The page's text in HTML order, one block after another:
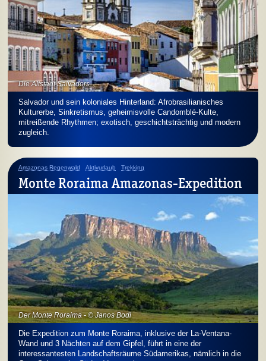
Die Altstadt Salvadors
Salvador und sein koloniales Hinterland: Afrobrasilianisches
Kulturerbe, Sinkretismus, geheimisvolle Candomblé-Kulte,
mitreißende Rhythmen; exotisch, geschichtsträchtig und modern
zugleich.
Amazonas Regenwald Aktivurlaub Trekking
Monte Roraima Amazonas-Expedition
Der Monte Roraima - © Janos Bodi
Die Expedition zum Monte Roraima, inklusive der La-Ventana-
Wand und 3 Nächten auf dem Gipfel, führt in eine der
interessantesten Land­schafts­räume Südamerikas, nämlich in die